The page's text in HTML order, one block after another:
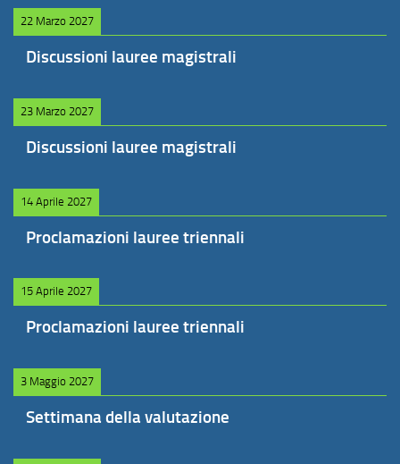
22 Marzo 2027
Discussioni lauree magistrali
23 Marzo 2027
Discussioni lauree magistrali
14 Aprile 2027
Proclamazioni lauree triennali
15 Aprile 2027
Proclamazioni lauree triennali
3 Maggio 2027
Settimana della valutazione